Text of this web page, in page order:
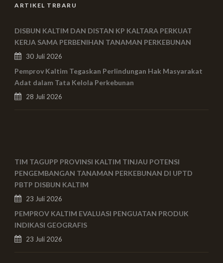
ARTIKEL TRBARU
DISBUN KALTIM DAN DISTAN KP KALTARA PERKUAT
KERJA SAMA PERBENIHAN TANAMAN PERKEBUNAN
30 Juli 2026
Pemprov Kaltim Tegaskan Perlindungan Hak Masyarakat
Adat dalam Tata Kelola Perkebunan
28 Juli 2026
TIM TAGUPP PROVINSI KALTIM TINJAU POTENSI
PENGEMBANGAN TANAMAN PERKEBUNAN DI UPTD
PBTP DISBUN KALTIM
23 Juli 2026
PEMPROV KALTIM EVALUASI PENGUATAN PRODUK
INDIKASI GEOGRAFIS
23 Juli 2026